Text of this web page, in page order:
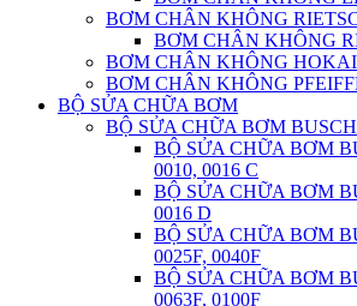
BƠM CHÂN KHÔNG
BƠM CHÂN KHÔNG
BƠM CHÂN KHÔNG
BƠM CHÂN KHÔNG
BỘ SỬA CHỮA BƠM
BỘ SỬA CHỮA BƠM BUSCH
BỘ SỬA CHỮA BƠM
0010, 0016 C
BỘ SỬA CHỮA BƠM
0016 D
BỘ SỬA CHỮA BƠM
0025F, 0040F
BỘ SỬA CHỮA BƠM
0063F, 0100F